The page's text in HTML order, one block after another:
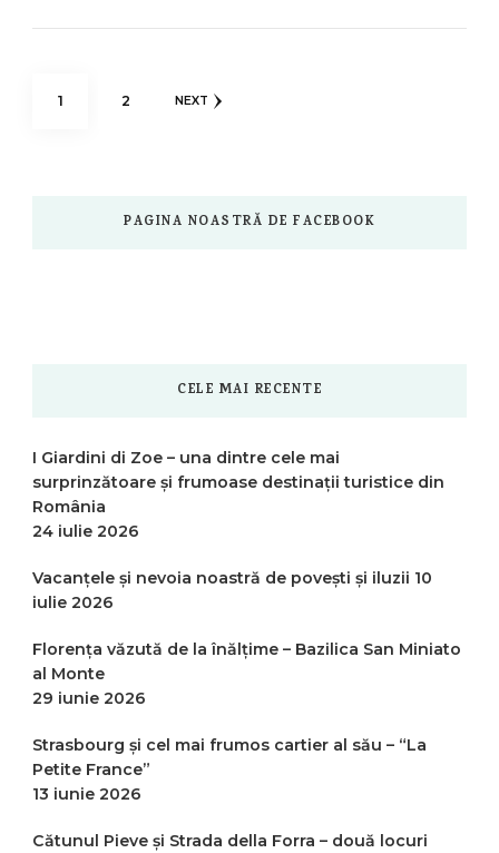
Paginație
PAGE
1 PAGE
2 NEXT
PAGINA NOASTRĂ DE FACEBOOK
CELE MAI RECENTE
I Giardini di Zoe – una dintre cele mai
surprinzătoare și frumoase destinații turistice din
România
24 iulie 2026
Vacanțele și nevoia noastră de povești și iluzii 10
iulie 2026
Florența văzută de la înălțime – Bazilica San Miniato
al Monte
29 iunie 2026
Strasbourg și cel mai frumos cartier al său – “La
Petite France”
13 iunie 2026
Cătunul Pieve și Strada della Forra – două locuri